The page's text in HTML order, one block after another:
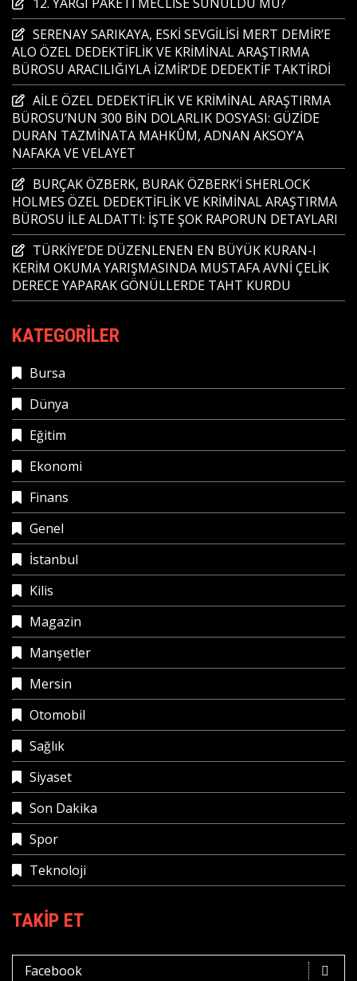
SERENAY SARIKAYA, ESKİ SEVGİLİSİ MERT DEMİR’E
ALO ÖZEL DEDEKTİFLİK VE KRİMİNAL ARAŞTIRMA
BÜROSU ARACILIĞIYLA İZMİR’DE DEDEKTİF TAKTİRDİ
AİLE ÖZEL DEDEKTİFLİK VE KRİMİNAL ARAŞTIRMA
BÜROSU’NUN 300 BİN DOLARLIK DOSYASI: GÜZİDE
DURAN TAZMİNATA MAHKÛM, ADNAN AKSOY’A
NAFAKA VE VELAYET
BURÇAK ÖZBERK, BURAK ÖZBERK’İ SHERLOCK
HOLMES ÖZEL DEDEKTİFLİK VE KRİMİNAL ARAŞTIRMA
BÜROSU İLE ALDATTI: İŞTE ŞOK RAPORUN DETAYLARI
TÜRKİYE’DE DÜZENLENEN EN BÜYÜK KURAN-I
KERİM OKUMA YARIŞMASINDA MUSTAFA AVNİ ÇELİK
DERECE YAPARAK GÖNÜLLERDE TAHT KURDU
KATEGORILER
Bursa
Dünya
Eğitim
Ekonomi
Finans
Genel
İstanbul
Kilis
Magazin
Manşetler
Mersin
Otomobil
Sağlık
Siyaset
Son Dakika
Spor
Teknoloji
TAKIP ET
Facebook